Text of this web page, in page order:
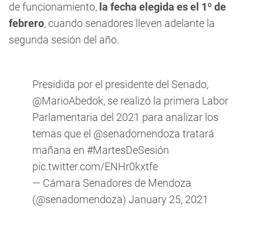
de funcionamiento, la fecha elegida es el 1º de
febrero, cuando senadores lleven adelante la
segunda sesión del año.
@MarioAbedok , se realizó la primera Labor
Parlamentaria del 2021 para analizar los
temas que el@senadomendozatratará
mañana en#MartesDeSesión
pic.twitter.com/ENHr0kxtfe
— Cámara Senadores deMendoza
(@senadomendoza)January 25, 2021